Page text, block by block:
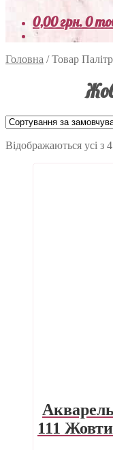
0,00грн.0
Головна /Товар
Відображаються усі з 4
111